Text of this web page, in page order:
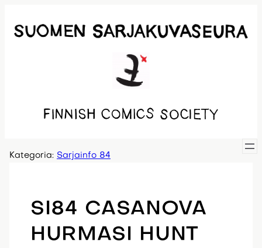
sisältöön
Kategoria: Sarjainfo 84
SI84 CASANOVA
HURMASI HUNT